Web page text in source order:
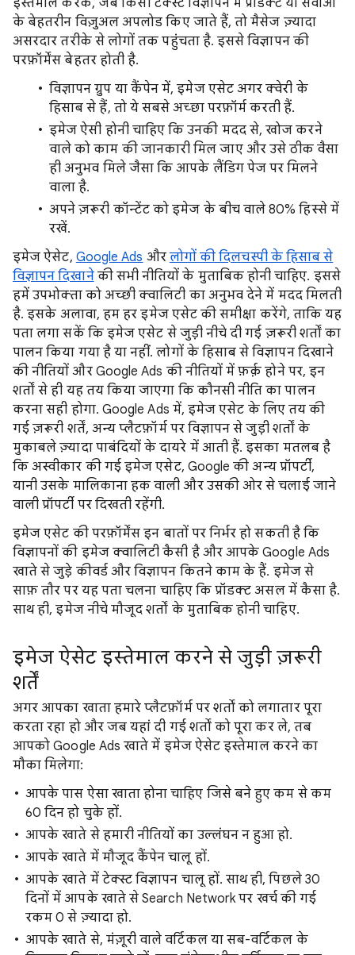
इस्तेमाल करके, जब किसी टेक्स्ट विज्ञापन में प्रॉडक्ट या सेवाओं
के बेहतरीन विज़ुअल अपलोड किए जाते हैं, तो मैसेज ज़्यादा
असरदार तरीके से लोगों तक पहुंचता है. इससे विज्ञापन की
परफ़ॉर्मेंस बेहतर होती है.
विज्ञापन ग्रुप या कैंपेन में, इमेज एसेट अगर क्वेरी के
हिसाब से हैं, तो ये सबसे अच्छा परफ़ॉर्म करती हैं.
इमेज ऐसी होनी चाहिए कि उनकी मदद से, खोज करने
वाले को काम की जानकारी मिल जाए और उसे ठीक वैसा
ही अनुभव मिले जैसा कि आपके लैंडिग पेज पर मिलने
वाला है.
अपने ज़रूरी कॉन्टेंट को इमेज के बीच वाले 80% हिस्से में
रखें.
इमेज ऐसेट, Google Ads और लोगों की दिलचस्पी के हिसाब से
विज्ञापन दिखानेकी सभी नीतियों के मुताबिक होनी चाहिए. इससे
हमें उपभोक्ता को अच्छी क्वालिटी का अनुभव देने में मदद मिलती
है. इसके अलावा, हम हर इमेज एसेट की समीक्षा करेंगे, ताकि यह
पता लगा सकें कि इमेज एसेट से जुड़ी नीचे दी गई ज़रूरी शर्तों का
पालन किया गया है या नहीं. लोगों के हिसाब से विज्ञापन दिखाने
की नीतियों और Google Ads की नीतियों में फ़र्क़ होने पर, इन
शर्तों से ही यह तय किया जाएगा कि कौनसी नीति का पालन
करना सही होगा. Google Ads में, इमेज एसेट के लिए तय की
गई ज़रूरी शर्तें, अन्य प्लैटफ़ॉर्म पर विज्ञापन से जुड़ी शर्तों के
मुकाबले ज़्यादा पाबंदियों के दायरे में आती हैं. इसका मतलब है
कि अस्वीकार की गई इमेज एसेट, Google की अन्य प्रॉपर्टी,
यानी उसके मालिकाना हक वाली और उसकी ओर से चलाई जाने
वाली प्रॉपर्टी पर दिखती रहेंगी.
इमेज एसेट की परफ़ॉर्मेंस इन बातों पर निर्भर हो सकती है कि
विज्ञापनों की इमेज क्वालिटी कैसी है और आपके Google Ads
खाते से जुड़े कीवर्ड और विज्ञापन कितने काम के हैं. इमेज से
साफ़ तौर पर यह पता चलना चाहिए कि प्रॉडक्ट असल में कैसा है.
साथ ही, इमेज नीचे मौजूद शर्तों के मुताबिक होनी चाहिए.
इमेज ऐसेट इस्तेमाल करने से जुड़ी ज़रूरी
शर्तें
अगर आपका खाता हमारे प्लैटफ़ॉर्म पर शर्तों को लगातार पूरा
करता रहा हो और जब यहां दी गई शर्तों को पूरा कर ले, तब
आपको Google Ads खाते में इमेज ऐसेट इस्तेमाल करने का
मौका मिलेगा:
आपके पास ऐसा खाता होना चाहिए जिसे बने हुए कम से कम
60 दिन हो चुके हों.
आपके खाते से हमारी नीतियों का उल्लंघन न हुआ हो.
आपके खाते में मौजूद कैंपेन चालू हों.
आपके खाते में टेक्स्ट विज्ञापन चालू हों. साथ ही, पिछले 30
दिनों में आपके खाते से Search Network पर खर्च की गई
रकम 0 से ज़्यादा हो.
आपके खाते से, मंज़ूरी वाले वर्टिकल या सब-वर्टिकल के